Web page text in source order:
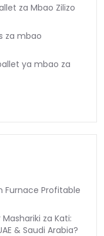
za Mbao Zilizo
za mbao
ya mbao za
Furnace Profitable
za Kati:
& Saudi Arabia?